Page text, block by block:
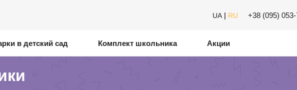
UA | RU +38 (095)
в детский сад Комплект школьника Акции